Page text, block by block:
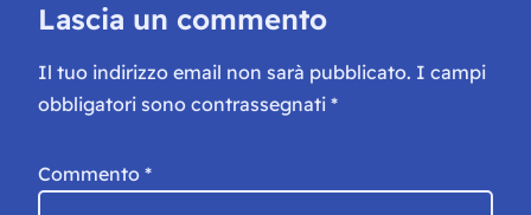
Lascia un commento
Il tuo indirizzo email non sarà pubblicato. I campi
obbligatori sono contrassegnati *
Commento *